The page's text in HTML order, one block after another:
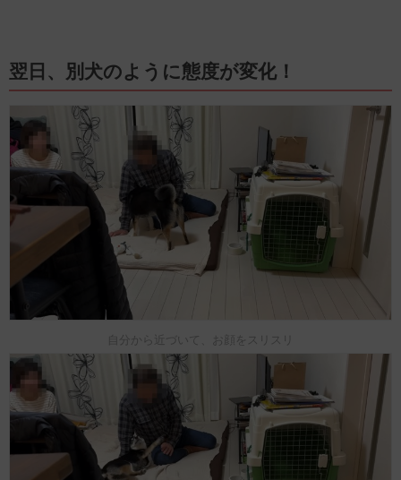
翌日、別犬のように態度が変化！
自分から近づいて、お顔をスリスリ